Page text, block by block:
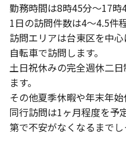
勤務時間は8時45分～17時
1日の訪問件数は4～4.5件
訪問エリアは台東区を中
自転車で訪問します。
土日祝休みの完全週休二
ます。
その他夏季休暇や年末年始
同行訪問は1ヶ月程度を予
第で不安がなくなるまでし